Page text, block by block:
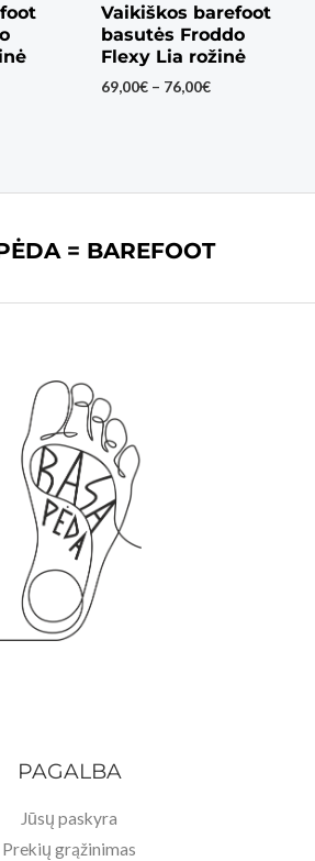
Vaikiškos barefoot
basutės Froddo
Flexy Lia rožinė
69,00€ – 76,00€Price
= BAREFOOT
PAGALBA
Jūsų paskyra
Prekių grąžinimas